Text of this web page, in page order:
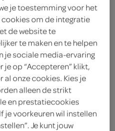
je toestemming voor het
om de integratie
de website te
te maken en te helpen
je sociale media-ervaring
je op “Accepteren” klikt,
onze cookies. Kies je
alleen de strikt
en prestatiecookies
je voorkeuren wil instellen
Je kunt jouw